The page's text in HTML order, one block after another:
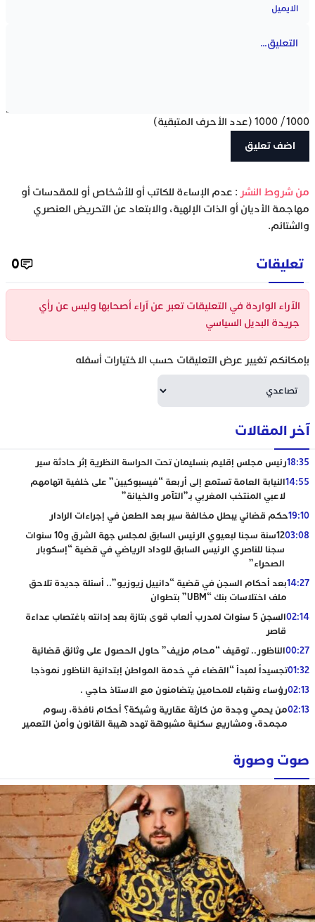
1000
/
1000 (عدد الأحرف المتبقية)
‫من شروط النشر : عدم الإساءة للكاتب أو للأشخاص أو للمقدسات أو
مهاجمة الأديان أو الذات الإلهية، والابتعاد عن التحريض العنصري
والشتائم.
تعليقات 0
الآراء الواردة في التعليقات تعبر عن آراء أصحابها وليس عن رأي
جريدة البديل السياسي
بإمكانكم تغيير عرض التعليقات حسب الاختيارات أسفله
آخر المقالات
18:35رئيس مجلس إقليم بنسليمان تحت الحراسة النظرية إثر حادثة سير
14:55النيابة العامة تستمع إلى أربعة “فيسبوكيين” على خلفية اتهامهم
لاعبي المنتخب المغربي بـ”التآمر والخيانة”
19:10حكم قضائي يبطل مخالفة سير بعد الطعن في إجراءات الرادار
03:08
12سنة سجنا لبعيوي الرئيس السابق لمجلس جهة الشرق و10 سنوات
سجنا للناصري الرئيس السابق للوداد الرياضي في قضية “إسكوبار
الصحراء”
14:27بعد أحكام السجن في قضية “دانييل زيوزيو”.. أسئلة جديدة تلاحق
ملف اختلاسات بنك “UBM” بتطوان
02:14
السجن 5 سنوات لمدرب ألعاب قوى بتازة بعد إدانته باغتصاب عداءة
قاصر
00:27الناظور.. توقيف “محام مزيف” حاول الحصول على وثائق قضائية
01:32تجسيداً لمبدأ “القضاء في خدمة المواطن إبتدائية الناظور نموذجا
02:13رؤساء ونقباء للمحامين يتضامنون مع الاستاذ حاجي .
02:13من يحمي وجدة من كارثة عقارية وشيكة؟ أحكام نافذة، رسوم
مجمدة، ومشاريع سكنية مشبوهة تهدد هيبة القانون وأمن التعمير
صوت وصورة